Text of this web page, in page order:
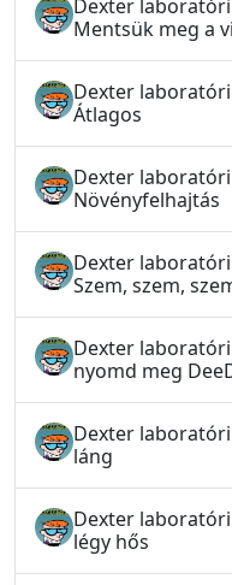
Dexter
Mentsük meg a
Dexter
Átlagos
Dexter
Növényfelhajtás
Dexter
Szem, szem,
Dexter
nyomd meg
Dexter
láng
Dexter
légy hős